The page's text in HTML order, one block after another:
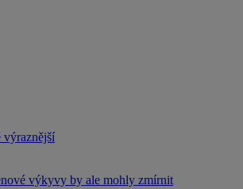
výraznější
výkyvy by ale mohly zmírnit